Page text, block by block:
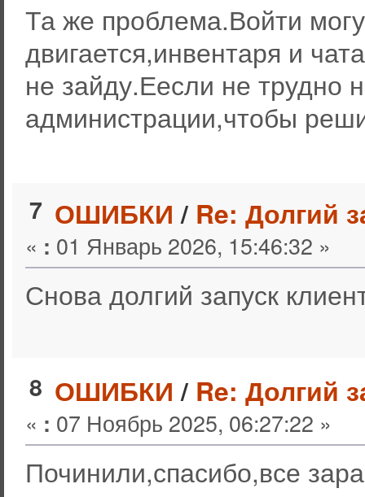
Та же проблема.Войти
двигается,инвентаря и
не зайду.Еесли не трудно
администрации,чтобы
7 ОШИБКИ / Re: Долгий
« : 01 Январь 2026, 15:46:32 »
Снова долгий запуск
8 ОШИБКИ / Re: Долгий
« : 07 Ноябрь 2025, 06:27:22 »
Починили,спасибо,все